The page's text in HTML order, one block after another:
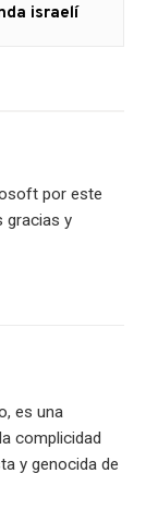
israelí
por este
gracias y
es una
complicidad
y genocida de